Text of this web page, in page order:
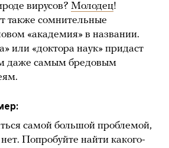
вирусов? Молодец!
также сомнительные
«академия» в названии.
или «доктора наук» придаст
даже самым бредовым
самой большой проблемой,
Попробуйте найти какого-